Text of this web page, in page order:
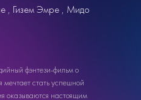
Гизем Эмре
Мидо
фэнтези-фильм о
стать успешной
оказываются настоящим